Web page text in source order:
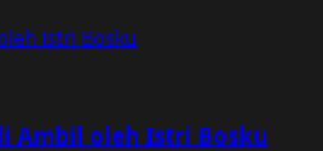
Istri Bosku
Ambil oleh Istri Bosku